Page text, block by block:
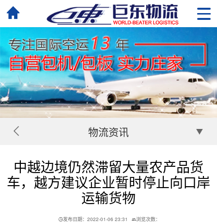
物流资讯
中越边境仍然滞留大量农产品货
车，越方建议企业暂时停止向口岸
运输货物
发布日期：2022-01-06 23:31
浏览次数：